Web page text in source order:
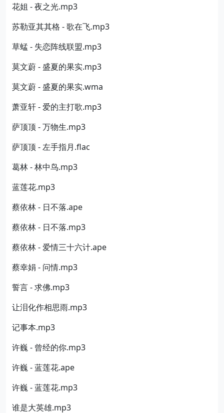
花姐 - 夜之光.mp3
苏勒亚其其格 - 歌在飞.mp3
草蜢 - 失恋阵线联盟.mp3
莫文蔚 - 盛夏的果实.mp3
莫文蔚 - 盛夏的果实.wma
萧亚轩 - 爱的主打歌.mp3
萨顶顶 - 万物生.mp3
萨顶顶 - 左手指月.flac
葛林 - 林中鸟.mp3
蓝莲花.mp3
蔡依林 - 日不落.ape
蔡依林 - 日不落.mp3
蔡依林 - 爱情三十六计.ape
蔡幸娟 - 问情.mp3
誓言 - 求佛.mp3
让泪化作相思雨.mp3
记事本.mp3
许巍 - 曾经的你.mp3
许巍 - 蓝莲花.ape
许巍 - 蓝莲花.mp3
谁是大英雄.mp3